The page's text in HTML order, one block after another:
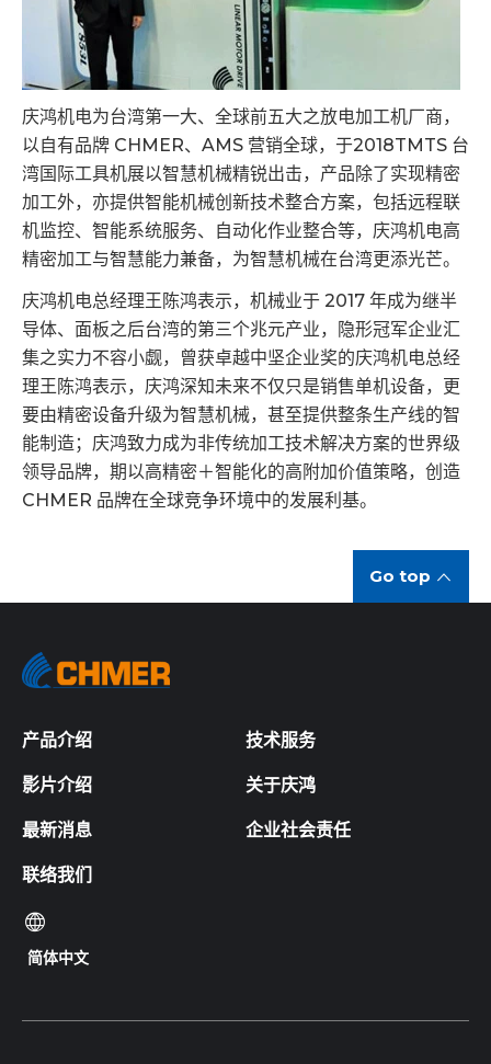
庆鸿机电为台湾第一大、全球前五大之放电加工机厂商，
以自有品牌 CHMER、AMS 营销全球，于2018TMTS 台
湾国际工具机展以智慧机械精锐出击，产品除了实现精密
加工外，亦提供智能机械创新技术整合方案，包括远程联
机监控、智能系统服务、自动化作业整合等，庆鸿机电高
精密加工与智慧能力兼备，为智慧机械在台湾更添光芒。
庆鸿机电总经理王陈鸿表示，机械业于 2017 年成为继半
导体、面板之后台湾的第三个兆元产业，隐形冠军企业汇
集之实力不容小觑，曾获卓越中坚企业奖的庆鸿机电总经
理王陈鸿表示，庆鸿深知未来不仅只是销售单机设备，更
要由精密设备升级为智慧机械，甚至提供整条生产线的智
能制造；庆鸿致力成为非传统加工技术解决方案的世界级
领导品牌，期以高精密＋智能化的高附加价值策略，创造
CHMER 品牌在全球竞争环境中的发展利基。
Go top
产品介绍 技术服务
影片介绍 关于庆鸿
最新消息 企业社会责任
联络我们
简体中文